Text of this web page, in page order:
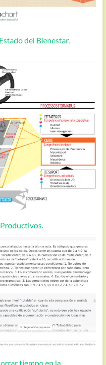
del Bienestar.
tiempo en la